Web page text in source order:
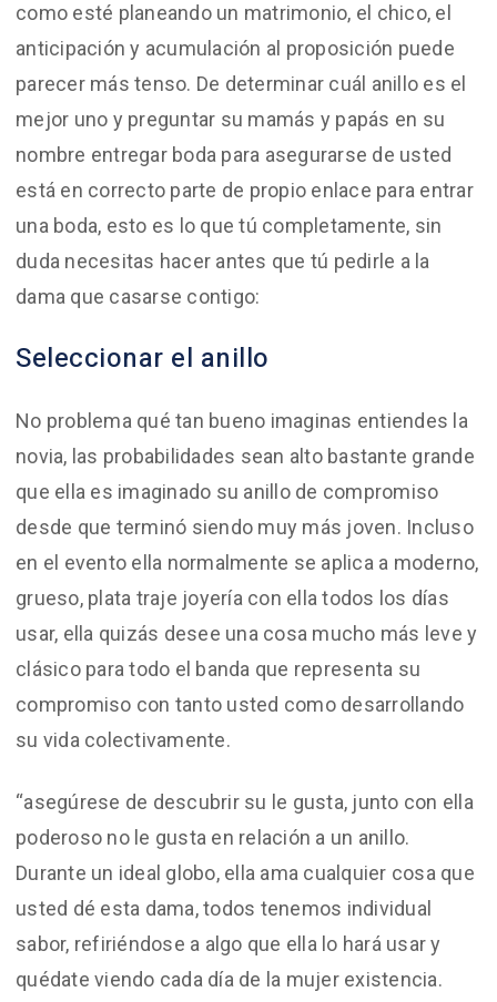
como esté planeando un matrimonio, el chico, el
anticipación y acumulación al proposición puede
parecer más tenso. De determinar cuál anillo es el
mejor uno y preguntar su mamás y papás en su
nombre entregar boda para asegurarse de usted
está en correcto parte de propio enlace para entrar
una boda, esto es lo que tú completamente, sin
duda necesitas hacer antes que tú pedirle a la
dama que casarse contigo:
Seleccionar el anillo
No problema qué tan bueno imaginas entiendes la
novia, las probabilidades sean alto bastante grande
que ella es imaginado su anillo de compromiso
desde que terminó siendo muy más joven. Incluso
en el evento ella normalmente se aplica a moderno,
grueso, plata traje joyería con ella todos los días
usar, ella quizás desee una cosa mucho más leve y
clásico para todo el banda que representa su
compromiso con tanto usted como desarrollando
su vida colectivamente.
“asegúrese de descubrir su le gusta, junto con ella
poderoso no le gusta en relación a un anillo.
Durante un ideal globo, ella ama cualquier cosa que
usted dé esta dama, todos tenemos individual
sabor, refiriéndose a algo que ella lo hará usar y
quédate viendo cada día de la mujer existencia.